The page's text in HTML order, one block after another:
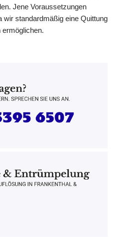
Jene Voraussetzungen
wir standardmäßig eine Quittung
ermöglichen.